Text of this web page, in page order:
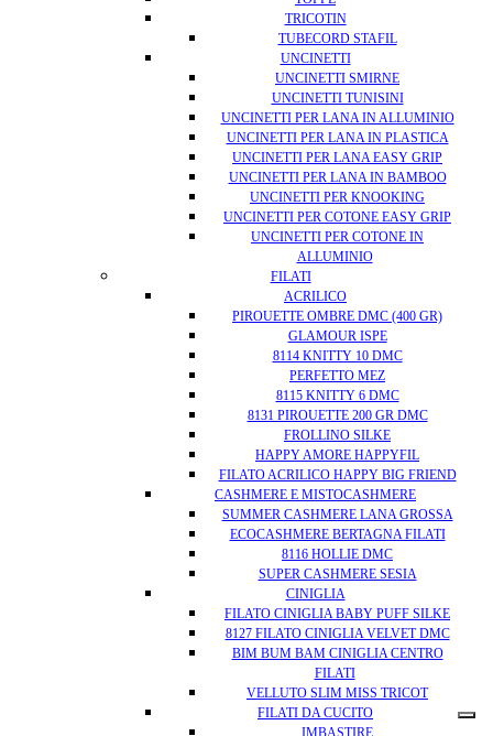
TRICOTIN
TUBECORD STAFIL
UNCINETTI
UNCINETTI SMIRNE
UNCINETTI TUNISINI
UNCINETTI PER LANA IN ALLUMINIO
UNCINETTI PER LANA IN PLASTICA
UNCINETTI PER LANA EASY GRIP
UNCINETTI PER LANA IN BAMBOO
UNCINETTI PER KNOOKING
UNCINETTI PER COTONE EASY GRIP
UNCINETTI PER COTONE IN
ALLUMINIO
FILATI
ACRILICO
PIROUETTE OMBRE DMC (400 GR)
GLAMOUR ISPE
8114 KNITTY 10 DMC
PERFETTO MEZ
8115 KNITTY 6 DMC
8131 PIROUETTE 200 GR DMC
FROLLINO SILKE
HAPPY AMORE HAPPYFIL
FILATO ACRILICO HAPPY BIG FRIEND
CASHMERE E MISTOCASHMERE
SUMMER CASHMERE LANA GROSSA
ECOCASHMERE BERTAGNA FILATI
8116 HOLLIE DMC
SUPER CASHMERE SESIA
CINIGLIA
FILATO CINIGLIA BABY PUFF SILKE
8127 FILATO CINIGLIA VELVET DMC
BIM BUM BAM CINIGLIA CENTRO
FILATI
VELLUTO SLIM MISS TRICOT
FILATI DA CUCITO
IMBASTIRE